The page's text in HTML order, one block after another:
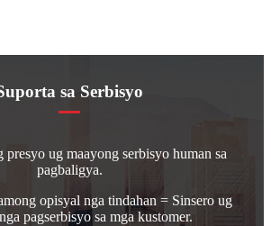
sa Serbisyo
presyo ug maayong serbisyo human sa
pagbaligya.
opisyal nga tindahan = Sinsero ug
pagserbisyo sa mga kustomer.